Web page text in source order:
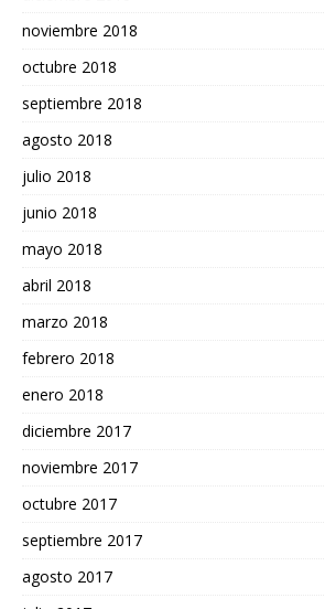
noviembre 2018
octubre 2018
septiembre 2018
agosto 2018
julio 2018
junio 2018
mayo 2018
abril 2018
marzo 2018
febrero 2018
enero 2018
diciembre 2017
noviembre 2017
octubre 2017
septiembre 2017
agosto 2017